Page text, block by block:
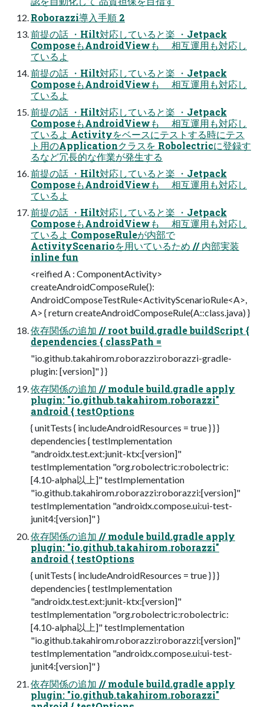
Roborazzi導入手順 2
前提の話 ・Hilt対応していると楽 ・Jetpack
ComposeもAndroidViewも 相互運用も対応し
ているよ
前提の話 ・Hilt対応していると楽 ・Jetpack
ComposeもAndroidViewも 相互運用も対応し
ているよ
前提の話 ・Hilt対応していると楽 ・Jetpack
ComposeもAndroidViewも 相互運用も対応し
ているよ Activityをベースにテストする時にテス
ト用のApplicationクラスを Robolectricに登録す
るなど冗長的な作業が発生する
前提の話 ・Hilt対応していると楽 ・Jetpack
ComposeもAndroidViewも 相互運用も対応し
ているよ
前提の話 ・Hilt対応していると楽 ・Jetpack
ComposeもAndroidViewも 相互運用も対応し
ているよ ComposeRuleが内部で
ActivityScenarioを用いているため // 内部実装
inline fun
<reified A : ComponentActivity>
createAndroidComposeRule():
AndroidComposeTestRule<ActivityScenarioRule<A>,
A> { return createAndroidComposeRule(A::class.java) }
依存関係の追加 // root build.gradle buildScript {
dependencies { classPath =
"io.github.takahirom.roborazzi:roborazzi-gradle-
plugin: [version]" } }
依存関係の追加 // module build.gradle apply
plugin: "io.github.takahirom.roborazzi"
android { testOptions
{ unitTests { includeAndroidResources = true } } }
dependencies { testImplementation
"androidx.test.ext:junit-ktx:[version]"
testImplementation "org.robolectric:robolectric:
[4.10-alpha以上]" testImplementation
"io.github.takahirom.roborazzi:roborazzi:[version]"
testImplementation "androidx.compose.ui:ui-test-
junit4:[version]" }
依存関係の追加 // module build.gradle apply
plugin: "io.github.takahirom.roborazzi"
android { testOptions
{ unitTests { includeAndroidResources = true } } }
dependencies { testImplementation
"androidx.test.ext:junit-ktx:[version]"
testImplementation "org.robolectric:robolectric:
[4.10-alpha以上]" testImplementation
"io.github.takahirom.roborazzi:roborazzi:[version]"
testImplementation "androidx.compose.ui:ui-test-
junit4:[version]" }
依存関係の追加 // module build.gradle apply
plugin: "io.github.takahirom.roborazzi"